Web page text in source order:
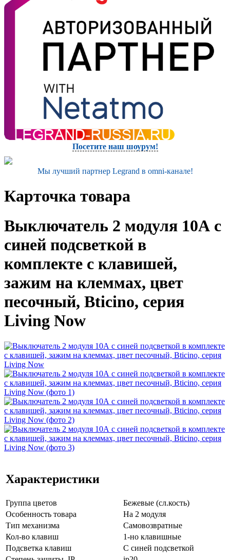
Посетите наш шоурум!
Мы лучший партнер Legrand в omni-канале!
Карточка товара
Выключатель 2 модуля 10А с
синей подсветкой в
комплекте с клавишей,
зажим на клеммах, цвет
песочный, Bticino, серия
Living Now
Характеристики
Группа цветов
Бежевые (сл.кость)
Особенность товара
На 2 модуля
Тип механизма
Самовозвратные
Кол-во клaвиш
1-но клавишные
Подсветка клавиш
С синей подсветкой